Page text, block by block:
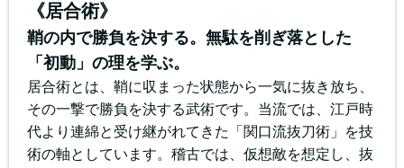
《居合術》
鞘の内で勝負を決する。無駄を削ぎ落とした
「初動」の理を学ぶ。
居合術とは、鞘に収まった状態から一気に抜き放ち、
その一撃で勝負を決する武術です。当流では、江戸時
代より連綿と受け継がれてきた「関口流抜刀術」を技
術の軸としています。稽古では、仮想敵を想定し、抜